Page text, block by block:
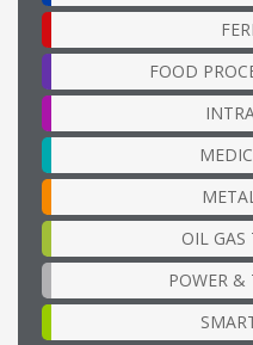
FOOD
OIL GAS
POWER &